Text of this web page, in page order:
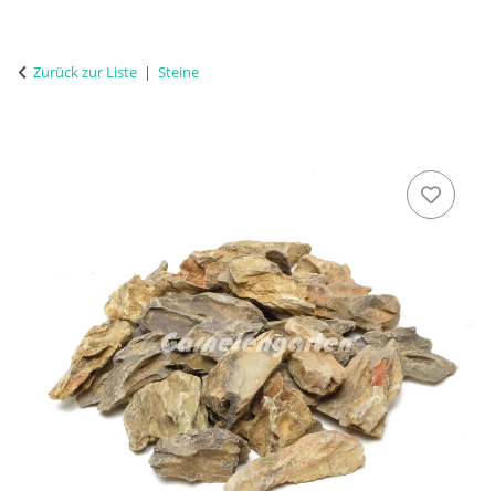
Zurück zur Liste Steine